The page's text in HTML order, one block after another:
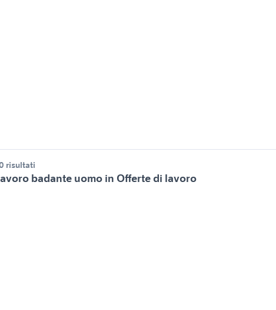
risultati
badante uomo in Offerte di lavoro